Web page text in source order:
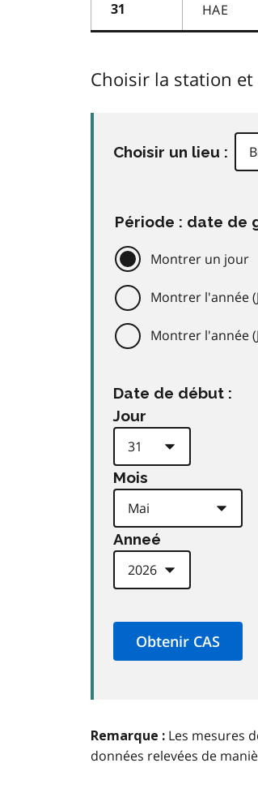
31
HAE
Choisir la station et
Choisir un lieu :
Période : date de
Montrer un jour
Montrer l'année
Montrer l'année
Date de début :
Jour
Mois
Anneé
Remarque : Les mesures
données relevées de